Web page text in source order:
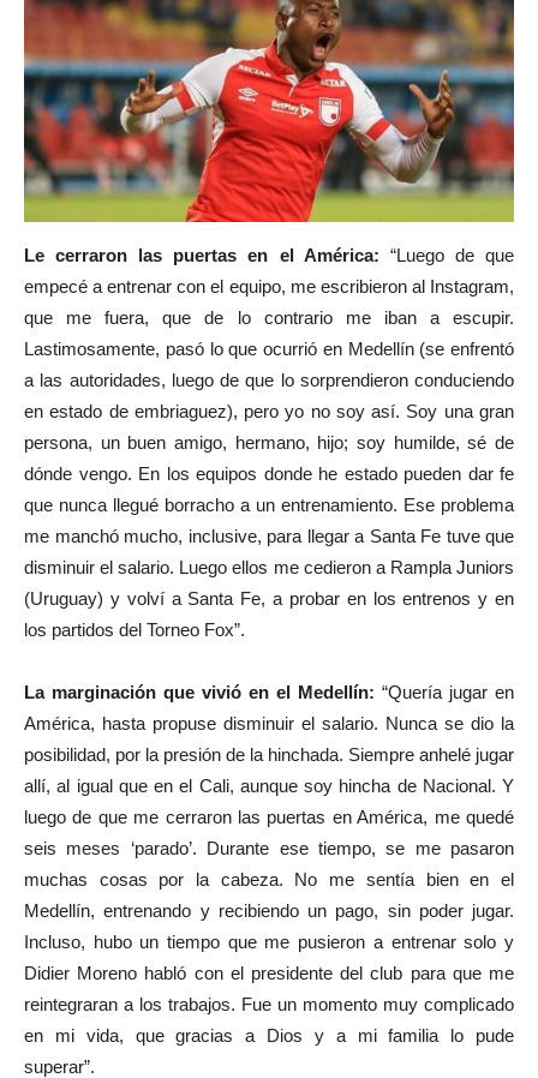
Le cerraron las puertas en el América: “Luego de que
empecé a entrenar con el equipo, me escribieron al Instagram,
que me fuera, que de lo contrario me iban a escupir.
Lastimosamente, pasó lo que ocurrió en Medellín (se enfrentó
a las autoridades, luego de que lo sorprendieron conduciendo
en estado de embriaguez), pero yo no soy así. Soy una gran
persona, un buen amigo, hermano, hijo; soy humilde, sé de
dónde vengo. En los equipos donde he estado pueden dar fe
que nunca llegué borracho a un entrenamiento. Ese problema
me manchó mucho, inclusive, para llegar a Santa Fe tuve que
disminuir el salario. Luego ellos me cedieron a Rampla Juniors
(Uruguay) y volví a Santa Fe, a probar en los entrenos y en
los partidos del Torneo Fox”.
La marginación que vivió en el Medellín: “Quería jugar en
América, hasta propuse disminuir el salario. Nunca se dio la
posibilidad, por la presión de la hinchada. Siempre anhelé jugar
allí, al igual que en el Cali, aunque soy hincha de Nacional. Y
luego de que me cerraron las puertas en América, me quedé
seis meses ‘parado’. Durante ese tiempo, se me pasaron
muchas cosas por la cabeza. No me sentía bien en el
Medellín, entrenando y recibiendo un pago, sin poder jugar.
Incluso, hubo un tiempo que me pusieron a entrenar solo y
Didier Moreno habló con el presidente del club para que me
reintegraran a los trabajos. Fue un momento muy complicado
en mi vida, que gracias a Dios y a mi familia lo pude
superar”.